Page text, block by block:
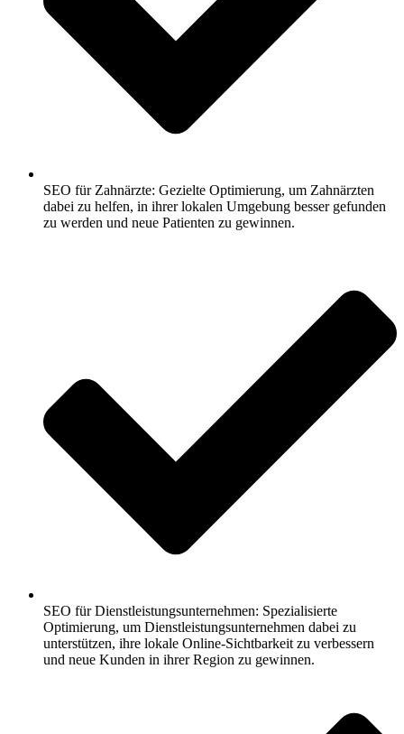
SEO für Zahnärzte: Gezielte Optimierung, um Zahnärzten
dabei zu helfen, in ihrer lokalen Umgebung besser gefunden
zu werden und neue Patienten zu gewinnen.
SEO für Dienstleistungsunternehmen: Spezialisierte
Optimierung, um Dienstleistungsunternehmen dabei zu
unterstützen, ihre lokale Online-Sichtbarkeit zu verbessern
und neue Kunden in ihrer Region zu gewinnen.